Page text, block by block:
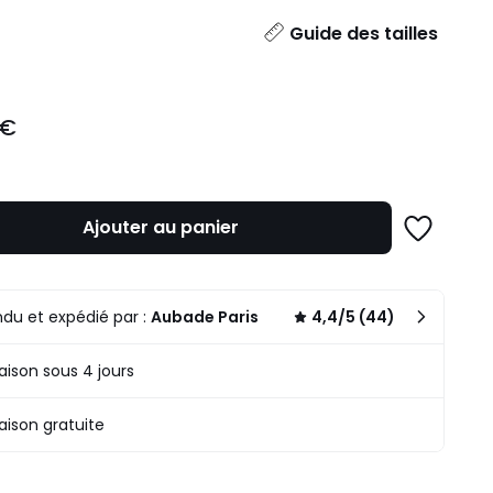
Guide des tailles
Ajouter au panier
Ajouter
et expédié par :Aubade Paris 4,4/5 (44)
sous 4 jours
gratuite